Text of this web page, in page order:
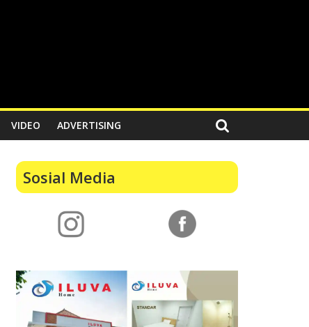
VIDEO ADVERTISING
Sosial Media